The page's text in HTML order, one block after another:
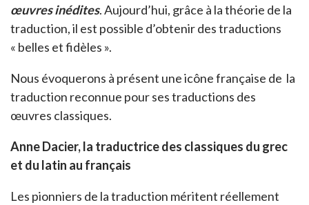
œuvres inédites. Aujourd’hui, grâce à la théorie de la
traduction, il est possible d’obtenir des traductions
« belles et fidèles ».
Nous évoquerons à présent une icône française de la
traduction reconnue pour ses traductions des
œuvres classiques.
Anne Dacier, la traductrice des classiques du grec
et du latin au français
Les pionniers de la traduction méritent réellement